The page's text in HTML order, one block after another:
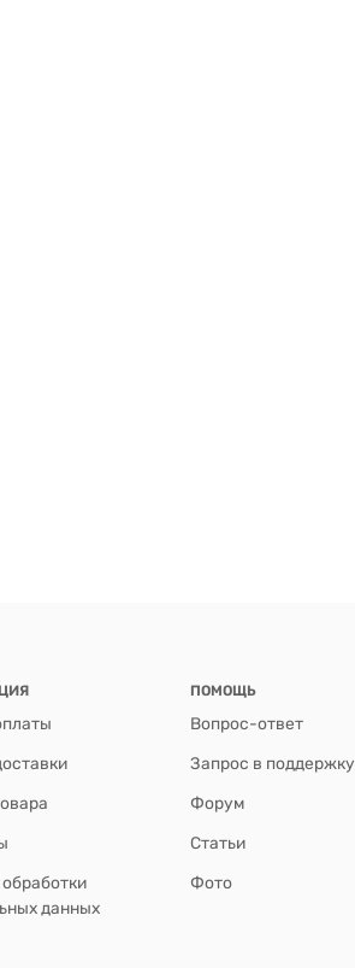
данных
ПОМОЩЬ
Вопрос-ответ
Запрос в поддержку
Форум
Статьи
Фото